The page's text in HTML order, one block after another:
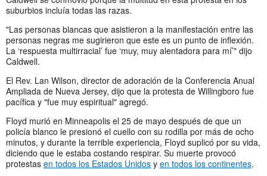
suburbios incluía todas las razas.
"Las personas blancas que asistieron a la manifestación entre las
personas negras me sugirieron que este es un punto de inflexión.
La ‘respuesta multirracial’ fue ‘muy, muy alentadora para mí’" dijo
Caldwell.
El Rev. Lan Wilson, director de adoración de la Conferencia Anual
Ampliada de Nueva Jersey, dijo que la protesta de Willingboro fue
pacífica y "fue muy espiritual" agregó.
Floyd murió en Minneapolis el 25 de mayo después de que un
policía blanco le presionó el cuello con su rodilla por más de ocho
minutos, y durante la terrible experiencia, Floyd suplicó por su vida,
diciendo que le estaba costando respirar. Su muerte provocó
protestas en todos los Estados Unidos y en todos los continentes.